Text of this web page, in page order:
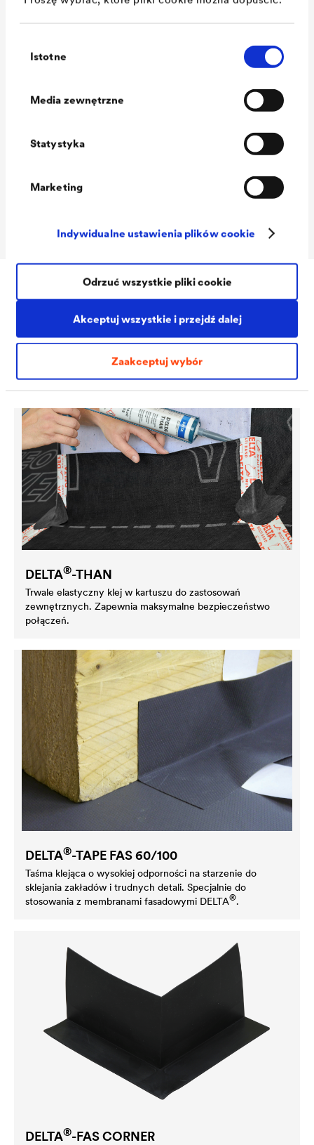
zgody
Istotne
Media zewnętrzne
Statystyka
Marketing
Indywidualne ustawienia plików cookie
Akceptuj wszystkie i przejdź dalej
Zaakceptuj wybór
Odrzuć wszystkie pliki cookie
13501-1
ok. 370/270 N/5 cm, norma EN
Wodoszczelność
Klasa W1, norma EN 13859-1+2
Temp. użytkowania
Waga rolki
Akcesoria
DELTA®-THAN
Trwale elastyczny klej w kartuszu do zastosowań
zewnętrznych. Zapewnia maksymalne bezpieczeństwo
połączeń.
DELTA®-TAPE FAS 60/100
Taśma klejąca o wysokiej odporności na starzenie do
sklejania zakładów i trudnych detali. Specjalnie do
stosowania z membranami fasadowymi DELTA®.
DELTA®-FAS CORNER